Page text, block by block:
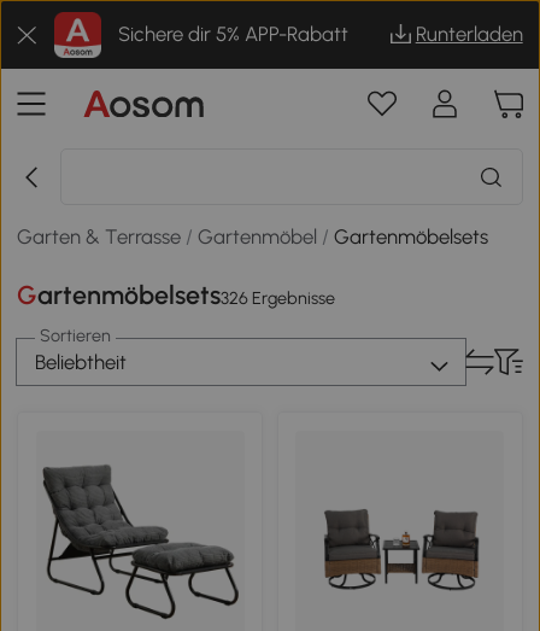
Sichere dir 5% APP-Rabatt Runterladen
Garten & Terrasse /Gartenmöbel /Gartenmöbelsets
Gartenmöbelsets326 Ergebnisse
Sortieren
Beliebtheit